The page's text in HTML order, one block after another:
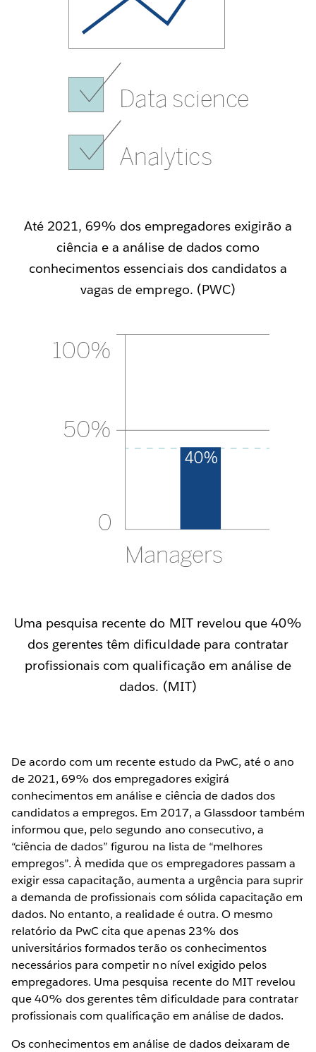
Até 2021, 69% dos empregadores exigirão a
ciência e a análise de dados como
conhecimentos essenciais dos candidatos a
vagas de emprego. (PWC)
Uma pesquisa recente do MIT revelou que 40%
dos gerentes têm dificuldade para contratar
profissionais com qualificação em análise de
dados. (MIT)
De acordo com um recente estudo da PwC, até o ano
de 2021, 69% dos empregadores exigirá
conhecimentos em análise e ciência de dados dos
candidatos a empregos. Em 2017, a Glassdoor também
informou que, pelo segundo ano consecutivo, a
“ciência de dados” figurou na lista de “melhores
empregos”. À medida que os empregadores passam a
exigir essa capacitação, aumenta a urgência para suprir
a demanda de profissionais com sólida capacitação em
dados. No entanto, a realidade é outra. O mesmo
relatório da PwC cita que apenas 23% dos
universitários formados terão os conhecimentos
necessários para competir no nível exigido pelos
empregadores. Uma pesquisa recente do MIT revelou
que 40% dos gerentes têm dificuldade para contratar
profissionais com qualificação em análise de dados.
Os conhecimentos em análise de dados deixaram de